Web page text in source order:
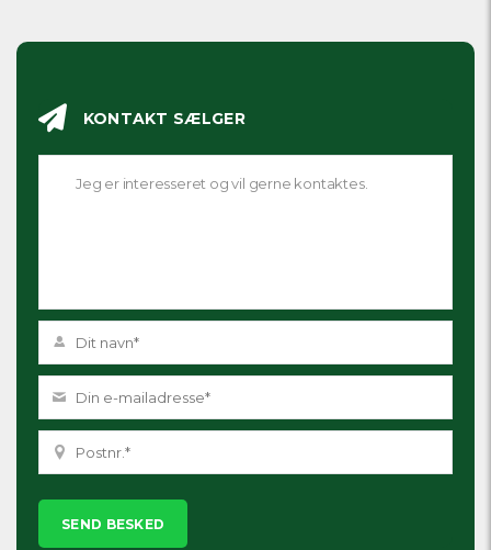
KONTAKT SÆLGER
Please
leave